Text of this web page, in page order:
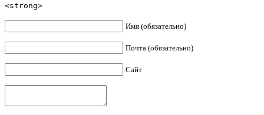
<strong>
Имя (обязательно)
Почта (обязательно)
Сайт